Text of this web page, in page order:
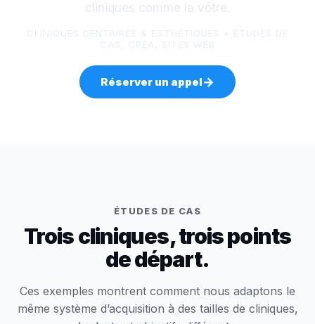
cliniques comme la vôtre.
Réserver un appel→
ÉTUDES DE CAS
Trois cliniques, trois points
de départ.
Ces exemples montrent comment nous adaptons le
même système d’acquisition à des tailles de cliniques,